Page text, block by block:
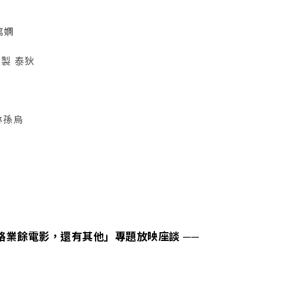
嫻
泰狄
烏
業餘電影，還有其他」專題放映座談 ──